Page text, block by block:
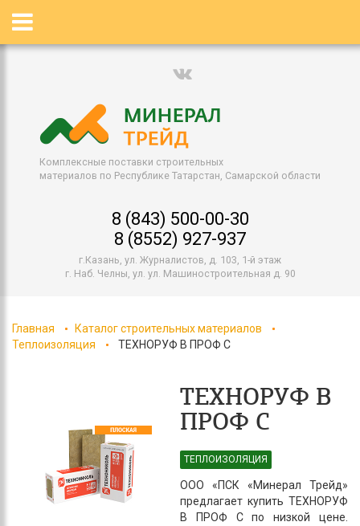
Комплексные поставки строительных
материалов по Республике Татарстан, Самарской области
8 (843) 500-00-30
8 (8552) 927-937
г.Казань, ул. Журналистов, д. 103, 1-й этаж
г. Наб. Челны, ул. ул. Машиностроительная д. 90
Главная
Каталог строительных материалов
Теплоизоляция
ТЕХНОРУФ В ПРОФ C
ТЕХНОРУФ В
ПРОФ C
ТЕПЛОИЗОЛЯЦИЯ
ООО «ПСК «Минерал Трейд»
предлагает купить ТЕХНОРУФ
В ПРОФ C по низкой цене.